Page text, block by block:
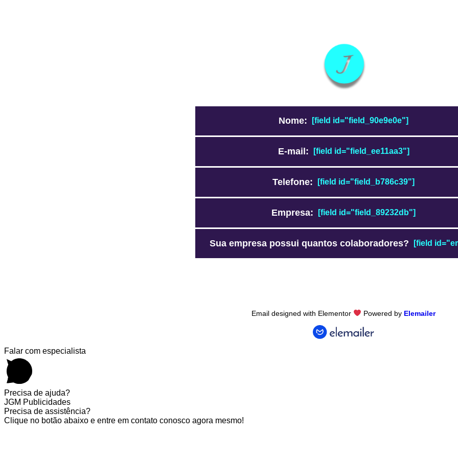
Nome: [field id="field_90e9e0e"]
E-mail: [field id="field_ee11aa3"]
Telefone: [field id="field_b786c39"]
Empresa: [field id="field_89232db"]
Sua empresa possui quantos colaboradores? [field
Email designed with Elementor Powered by Elemailer
Falar com especialista
Precisa de ajuda?
JGM Publicidades
Precisa de assistência?
Clique no botão abaixo e entre em contato conosco agora mesmo!